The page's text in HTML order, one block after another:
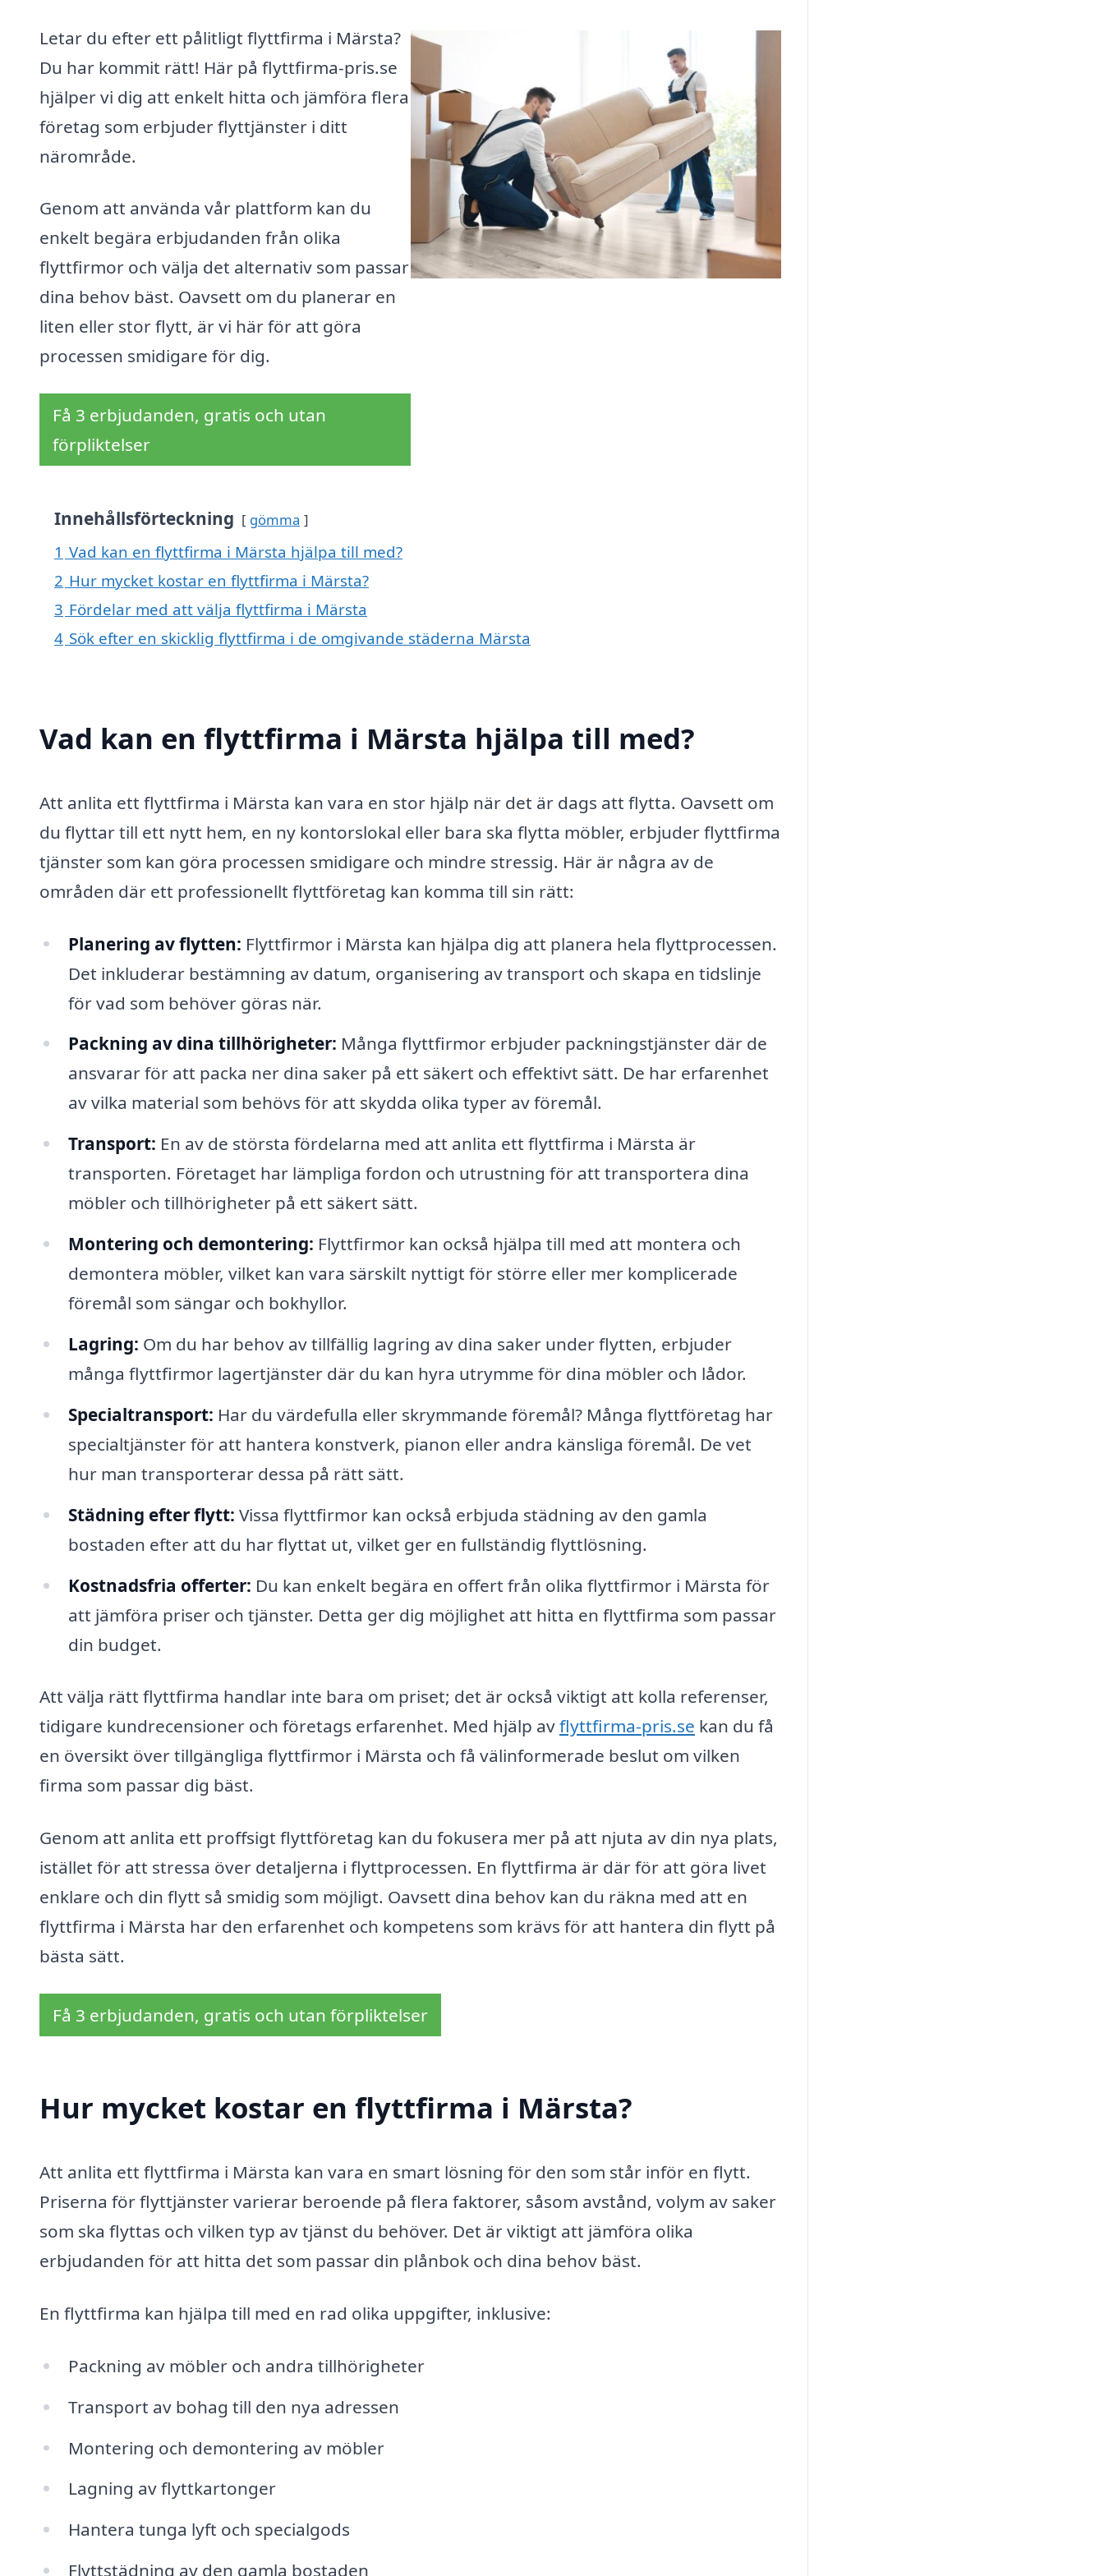
Letar du efter ett pålitligt flyttfirma i Märsta?
Du har kommit rätt! Här på flyttfirma-pris.se
hjälper vi dig att enkelt hitta och jämföra flera
företag som erbjuder flyttjänster i ditt
närområde.
Genom att använda vår plattform kan du
enkelt begära erbjudanden från olika
flyttfirmor och välja det alternativ som passar
dina behov bäst. Oavsett om du planerar en
liten eller stor flytt, är vi här för att göra
processen smidigare för dig.
Få 3 erbjudanden, gratis och utan
förpliktelser
Innehållsförteckning gömma
1 Vad kan en flyttfirma i Märsta hjälpa till med?
2 Hur mycket kostar en flyttfirma i Märsta?
3 Fördelar med att välja flyttfirma i Märsta
4 Sök efter en skicklig flyttfirma i de omgivande städerna Märsta
Vad kan en flyttfirma i Märsta hjälpa till med?
Att anlita ett flyttfirma i Märsta kan vara en stor hjälp när det är dags att flytta. Oavsett om
du flyttar till ett nytt hem, en ny kontorslokal eller bara ska flytta möbler, erbjuder flyttfirma
tjänster som kan göra processen smidigare och mindre stressig. Här är några av de
områden där ett professionellt flyttföretag kan komma till sin rätt:
Planering av flytten: Flyttfirmor i Märsta kan hjälpa dig att planera hela flyttprocessen.
Det inkluderar bestämning av datum, organisering av transport och skapa en tidslinje
för vad som behöver göras när.
Packning av dina tillhörigheter: Många flyttfirmor erbjuder packningstjänster där de
ansvarar för att packa ner dina saker på ett säkert och effektivt sätt. De har erfarenhet
av vilka material som behövs för att skydda olika typer av föremål.
Transport: En av de största fördelarna med att anlita ett flyttfirma i Märsta är
transporten. Företaget har lämpliga fordon och utrustning för att transportera dina
möbler och tillhörigheter på ett säkert sätt.
Montering och demontering: Flyttfirmor kan också hjälpa till med att montera och
demontera möbler, vilket kan vara särskilt nyttigt för större eller mer komplicerade
föremål som sängar och bokhyllor.
Lagring: Om du har behov av tillfällig lagring av dina saker under flytten, erbjuder
många flyttfirmor lagertjänster där du kan hyra utrymme för dina möbler och lådor.
Specialtransport: Har du värdefulla eller skrymmande föremål? Många flyttföretag har
specialtjänster för att hantera konstverk, pianon eller andra känsliga föremål. De vet
hur man transporterar dessa på rätt sätt.
Städning efter flytt: Vissa flyttfirmor kan också erbjuda städning av den gamla
bostaden efter att du har flyttat ut, vilket ger en fullständig flyttlösning.
Kostnadsfria offerter: Du kan enkelt begära en offert från olika flyttfirmor i Märsta för
att jämföra priser och tjänster. Detta ger dig möjlighet att hitta en flyttfirma som passar
din budget.
Att välja rätt flyttfirma handlar inte bara om priset; det är också viktigt att kolla referenser,
tidigare kundrecensioner och företags erfarenhet. Med hjälp avflyttfirma-pris.se kan du få
en översikt över tillgängliga flyttfirmor i Märsta och få välinformerade beslut om vilken
firma som passar dig bäst.
Genom att anlita ett proffsigt flyttföretag kan du fokusera mer på att njuta av din nya plats,
istället för att stressa över detaljerna i flyttprocessen. En flyttfirma är där för att göra livet
enklare och din flytt så smidig som möjligt. Oavsett dina behov kan du räkna med att en
flyttfirma i Märsta har den erfarenhet och kompetens som krävs för att hantera din flytt på
bästa sätt.
Få 3 erbjudanden, gratis och utan förpliktelser
Hur mycket kostar en flyttfirma i Märsta?
Att anlita ett flyttfirma i Märsta kan vara en smart lösning för den som står inför en flytt.
Priserna för flyttjänster varierar beroende på flera faktorer, såsom avstånd, volym av saker
som ska flyttas och vilken typ av tjänst du behöver. Det är viktigt att jämföra olika
erbjudanden för att hitta det som passar din plånbok och dina behov bäst.
En flyttfirma kan hjälpa till med en rad olika uppgifter, inklusive:
Packning av möbler och andra tillhörigheter
Transport av bohag till den nya adressen
Montering och demontering av möbler
Lagning av flyttkartonger
Hantera tunga lyft och specialgods
Flyttstädning av den gamla bostaden